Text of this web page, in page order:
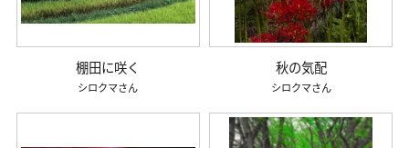
棚田に咲く
シロクマ
秋の気配
シロクマ